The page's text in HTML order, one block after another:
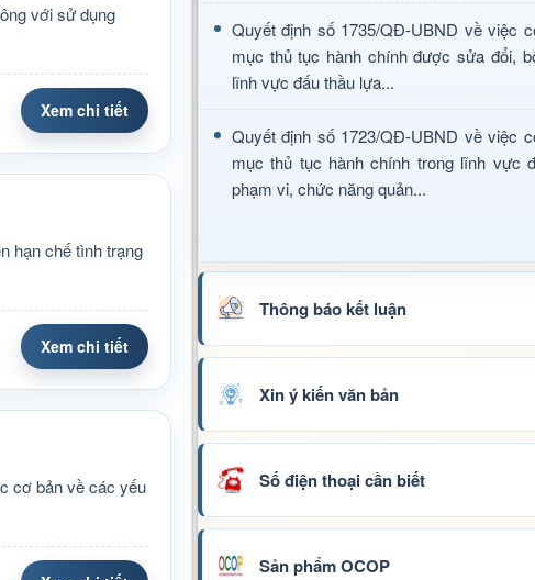
với sử dụng
Xem chi tiết
hạn chế tình trạng
Xem chi tiết
cơ bản về các yếu
Quyết định số 1735/QĐ-UBND về việc
mục thủ tục hành chính được sửa đổi,
lĩnh vực đấu thầu lựa...
Quyết định số 1723/QĐ-UBND về việc
mục thủ tục hành chính trong lĩnh vực
phạm vi, chức năng quản...
Thông báo kết luận
Xin ý kiến văn bản
Số điện thoại cần biết
Sản phẩm OCOP